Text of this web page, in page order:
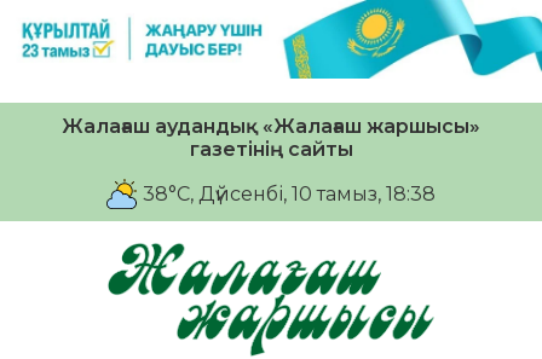
Жалағаш аудандық «Жалағаш жаршысы»
газетінің сайты
38°C, Дүйсенбі, 10 тамыз, 18:38